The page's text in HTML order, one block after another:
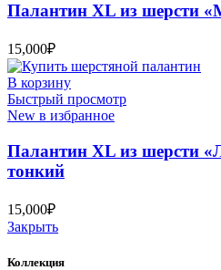
Палантин XL из шерсти
15,000₽
В корзину
Быстрый просмотр
New в избранное
Палантин XL из шерсти
тонкий
15,000₽
Закрыть
Коллекция